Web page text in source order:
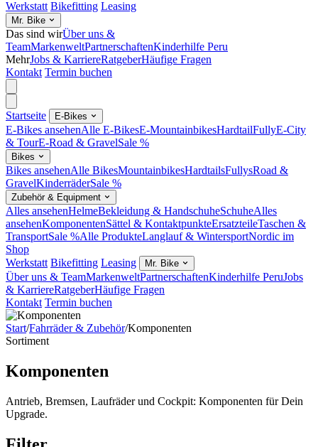
Werkstatt Bikefitting Leasing
Mr. Bike
Das sind wirÜber uns &
TeamMarkenweltPartnerschaftenKinderhilfe Peru
MehrJobs & KarriereRatgeberHäufige Fragen
Kontakt Termin buchen
Startseite E-Bikes
E-Bikes ansehenAlle E-BikesE-MountainbikesHardtailFullyE-City
& TourE-Road & GravelSale %
Bikes
Bikes ansehenAlle BikesMountainbikesHardtailsFullysRoad &
GravelKinderräderSale %
Zubehör & Equipment
Alles ansehenHelmeBekleidung & HandschuheSchuheAlles
ansehenKomponentenSättel & KontaktpunkteErsatzteileTaschen &
TransportSale %Alle ProdukteLanglauf & WintersportNordic im
Shop
Werkstatt Bikefitting Leasing Mr. Bike
Über uns & TeamMarkenweltPartnerschaftenKinderhilfe PeruJobs
& KarriereRatgeberHäufige Fragen
Kontakt Termin buchen
Start/Fahrräder & Zubehör/Komponenten
Sortiment
Komponenten
Antrieb, Bremsen, Laufräder und Cockpit: Komponenten für Dein
Upgrade.